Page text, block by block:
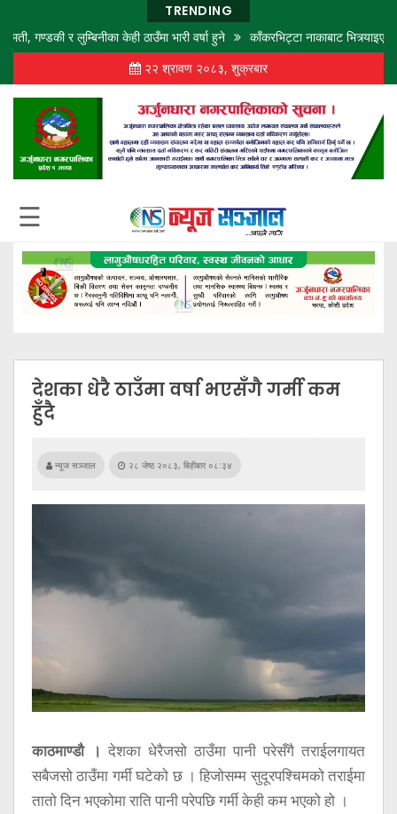
TRENDING
र लुम्बिनीका केही ठाउँमा भारी वर्षा हुने
काँकरभिट्टा नाकाबाट भित्र्याइएका
२२ श्रावण २०८३, शुक्रबार
☰
देशका धेरै ठाउँमा वर्षा भएसँगै गर्मी कम
हुँदै
न्यूज सञ्जाल २८ जेष्ठ २०८३, बिहीबार ०८:३४
काठमाण्डौ । देशका धेरैजसो ठाउँमा पानी परेसँगै तराईलगायत
सबैजसो ठाउँमा गर्मी घटेको छ । हिजोसम्म सुदूरपश्चिमको तराईमा
तातो दिन भएकोमा राति पानी परेपछि गर्मी केही कम भएको हो ।
पृष्ठ
समाज
विचार
शिक्षा
बजार
राजनीति
सूचना
प्रविधि
अन्तर्वार्ता
अन्तर्राष्ट्रिय